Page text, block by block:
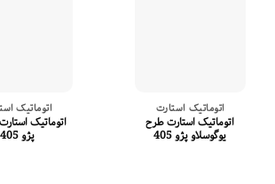
اتوماتیک استارت
اتوماتیک استارت طرح
یوگوسلاو پژو 405
اتوماتیک
اتوماتیک
پژو 405